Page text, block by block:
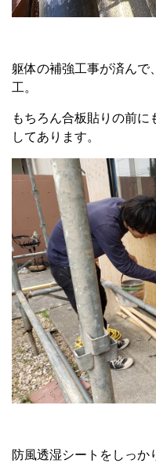
躯体の補強工事が済んで
工。
もちろん合板貼りの前
してあります。
防風透湿シートをしっか